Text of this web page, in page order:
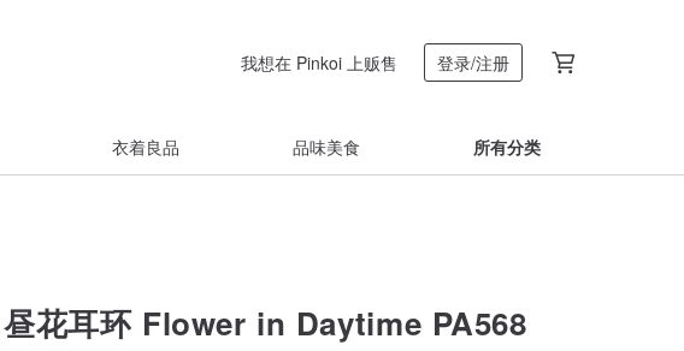
我想在 Pinkoi 上贩售 登录/注册
衣着良品 品味美食 所有分类
昼花耳环 Flower in Daytime PA568